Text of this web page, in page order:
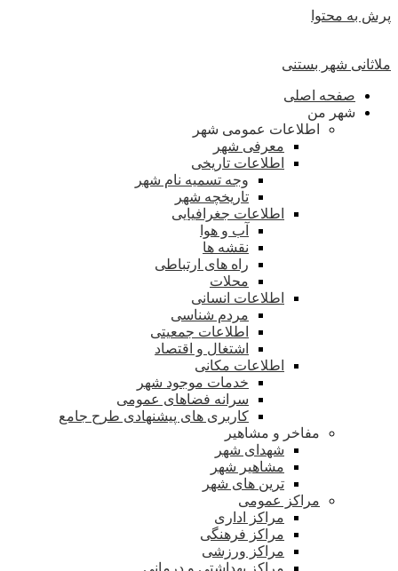
پرش به محتوا
ملاثانی شهر بستنی
صفحه اصلی
شهر من
اطلاعات عمومی شهر
معرفی شهر
اطلاعات تاریخی
وجه تسمیه نام شهر
تاریخچه شهر
اطلاعات جغرافیایی
آب و هوا
نقشه ها
راه های ارتباطی
محلات
اطلاعات انسانی
مردم شناسی
اطلاعات جمعیتی
اشتغال و اقتصاد
اطلاعات مکانی
خدمات موجود شهر
سرانه فضاهای عمومی
کاربری های پیشنهادی طرح جامع
مفاخر و مشاهیر
شهدای شهر
مشاهیر شهر
ترین های شهر
مراکز عمومی
مراکز اداری
مراکز فرهنگی
مراکز ورزشی
مراکز بهداشتی و درمانی